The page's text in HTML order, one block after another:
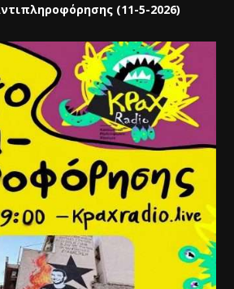
(11-5-2026)